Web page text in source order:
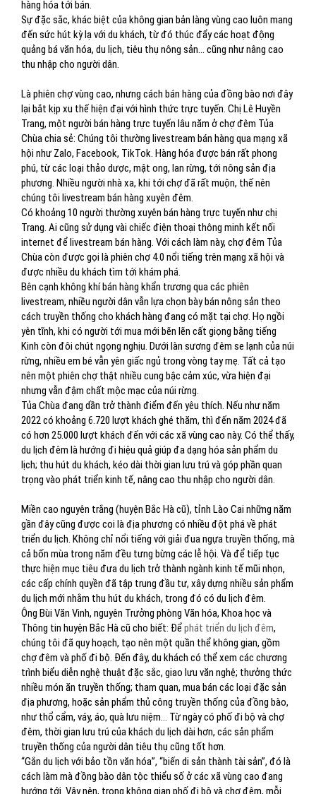
hàng hóa tới bán.
Sự đặc sắc, khác biệt của không gian bản làng vùng cao luôn mang
đến sức hút kỳ lạ với du khách, từ đó thúc đẩy các hoạt động
quảng bá văn hóa, du lịch, tiêu thụ nông sản... cũng như nâng cao
thu nhập cho người dân.
Là phiên chợ vùng cao, nhưng cách bán hàng của đồng bào nơi đây
lại bắt kịp xu thế hiện đại với hình thức trực tuyến. Chị Lê Huyền
Trang, một người bán hàng trực tuyến lâu năm ở chợ đêm Tủa
Chùa chia sẻ: Chúng tôi thường livestream bán hàng qua mạng xã
hội như Zalo, Facebook, TikTok. Hàng hóa được bán rất phong
phú, từ các loại thảo dược, mật ong, lan rừng, tới nông sản địa
phương. Nhiều người nhà xa, khi tới chợ đã rất muộn, thế nên
chúng tôi livestream bán hàng xuyên đêm.
Có khoảng 10 người thường xuyên bán hàng trực tuyến như chị
Trang. Ai cũng sử dụng vài chiếc điện thoại thông minh kết nối
internet để livestream bán hàng. Với cách làm này, chợ đêm Tủa
Chùa còn được gọi là phiên chợ 4.0 nổi tiếng trên mạng xã hội và
được nhiều du khách tìm tới khám phá.
Bên cạnh không khí bán hàng khẩn trương qua các phiên
livestream, nhiều người dân vẫn lựa chọn bày bán nông sản theo
cách truyền thống cho khách hàng đang có mặt tại chợ. Họ ngồi
yên tĩnh, khi có người tới mua mới bẽn lẽn cất giọng bằng tiếng
Kinh còn đôi chút ngọng nghịu. Dưới làn sương đêm se lạnh của núi
rừng, nhiều em bé vẫn yên giấc ngủ trong vòng tay mẹ. Tất cả tạo
nên một phiên chợ thật nhiều cung bậc cảm xúc, vừa hiện đại
nhưng vẫn đậm chất mộc mạc của núi rừng.
Tủa Chùa đang dần trở thành điểm đến yêu thích. Nếu như năm
2022 có khoảng 6.720 lượt khách ghé thăm, thì đến năm 2024 đã
có hơn 25.000 lượt khách đến với các xã vùng cao này. Có thể thấy,
du lịch đêm là hướng đi hiệu quả giúp đa dạng hóa sản phẩm du
lịch; thu hút du khách, kéo dài thời gian lưu trú và góp phần quan
trọng vào phát triển kinh tế, nâng cao thu nhập cho người dân.
Miền cao nguyên trắng (huyện Bắc Hà cũ), tỉnh Lào Cai những năm
gần đây cũng được coi là địa phương có nhiều đột phá về phát
triển du lịch. Không chỉ nổi tiếng với giải đua ngựa truyền thống, mà
cả bốn mùa trong năm đều tưng bừng các lễ hội. Và để tiếp tục
thực hiện mục tiêu đưa du lịch trở thành ngành kinh tế mũi nhọn,
các cấp chính quyền đã tập trung đầu tư, xây dựng nhiều sản phẩm
du lịch mới nhằm thu hút du khách, trong đó có du lịch đêm.
Ông Bùi Văn Vinh, nguyên Trưởng phòng Văn hóa, Khoa học và
Thông tin huyện Bắc Hà cũ cho biết: Đểphát triển du lịch đêm,
chúng tôi đã quy hoạch, tạo nên một quần thể không gian, gồm
chợ đêm và phố đi bộ. Đến đây, du khách có thể xem các chương
trình biểu diễn nghệ thuật đặc sắc, giao lưu văn nghệ; thưởng thức
nhiều món ăn truyền thống; tham quan, mua bán các loại đặc sản
địa phương, hoặc sản phẩm thủ công truyền thống của đồng bào,
như thổ cẩm, váy, áo, quà lưu niệm... Từ ngày có phố đi bộ và chợ
đêm, thời gian lưu trú của khách du lịch dài hơn, các sản phẩm
truyền thống của người dân tiêu thụ cũng tốt hơn.
“Gắn du lịch với bảo tồn văn hóa”, “biến di sản thành tài sản”, đó là
cách làm mà đồng bào dân tộc thiểu số ở các xã vùng cao đang
hướng tới. Vậy nên, trong không gian phố đi bộ và chợ đêm, mỗi